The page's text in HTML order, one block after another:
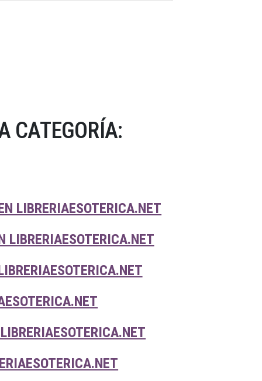
CATEGORÍA:
LIBRERIAESOTERICA.NET
LIBRERIAESOTERICA.NET